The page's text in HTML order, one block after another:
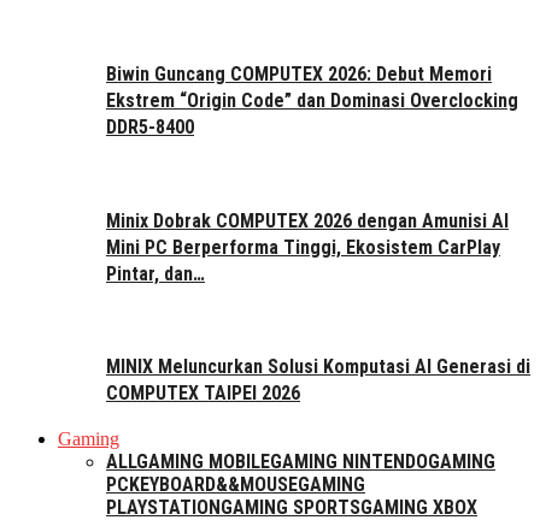
Biwin Guncang COMPUTEX 2026: Debut Memori
Ekstrem “Origin Code” dan Dominasi Overclocking
DDR5-8400
Minix Dobrak COMPUTEX 2026 dengan Amunisi AI
Mini PC Berperforma Tinggi, Ekosistem CarPlay
Pintar, dan…
MINIX Meluncurkan Solusi Komputasi AI Generasi di
COMPUTEX TAIPEI 2026
Gaming
ALLGAMING MOBILEGAMING NINTENDOGAMING
PCKEYBOARD&&MOUSEGAMING
PLAYSTATIONGAMING SPORTSGAMING XBOX